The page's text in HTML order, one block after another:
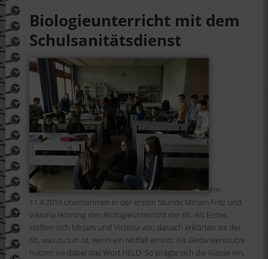
Biologieunterricht mit dem
Schulsanitätsdienst
Am
11.4.2019 übernahmen in der ersten Stunde Miriam Fritz und
Viktoria Hörning den Biologieunterricht der 6b. Als Erstes
stellten sich Mirjam und Victoria vor, danach erklärten sie der
6b, was zu tun ist, wenn ein Notfall eintritt. Als Gedankenstütze
nutzen sie dabei das Wort HELD. So prägte sich die Klasse ein,